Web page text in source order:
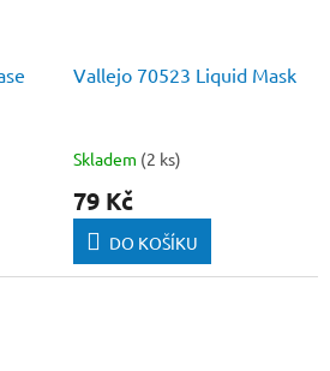
Vallejo 70523 Liquid Mask
Skladem (2 ks)
79 Kč
DO KOŠÍKU